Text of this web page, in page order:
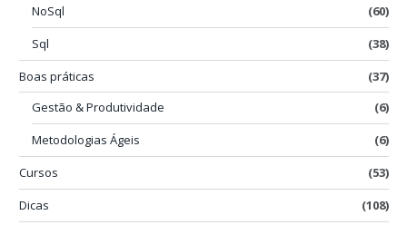
NoSql
(60)
Sql
(38)
Boas práticas
(37)
Gestão & Produtividade
(6)
Metodologias Ágeis
(6)
Cursos
(53)
Dicas
(108)